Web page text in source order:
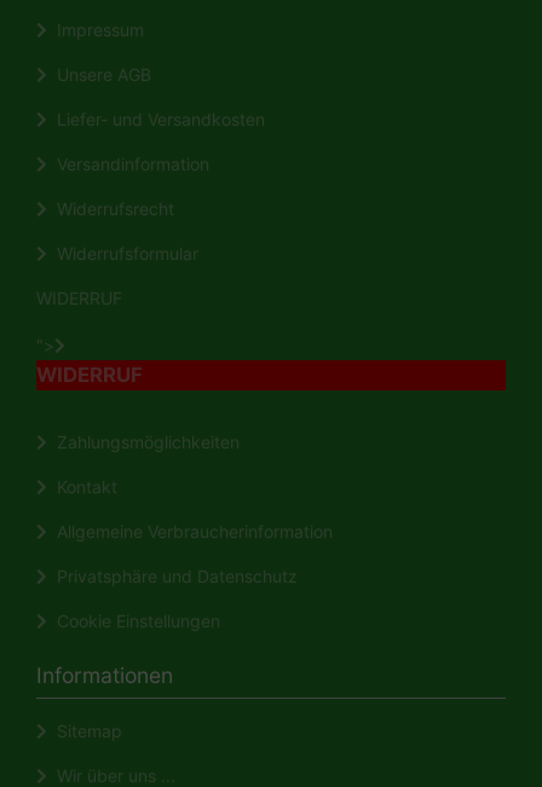
Impressum
Unsere AGB
Liefer- und Versandkosten
Versandinformation
Widerrufsrecht
Widerrufsformular
WIDERRUF
">
WIDERRUF
Zahlungsmöglichkeiten
Kontakt
Allgemeine Verbraucherinformation
Privatsphäre und Datenschutz
Cookie Einstellungen
Informationen
Sitemap
Wir über uns ...